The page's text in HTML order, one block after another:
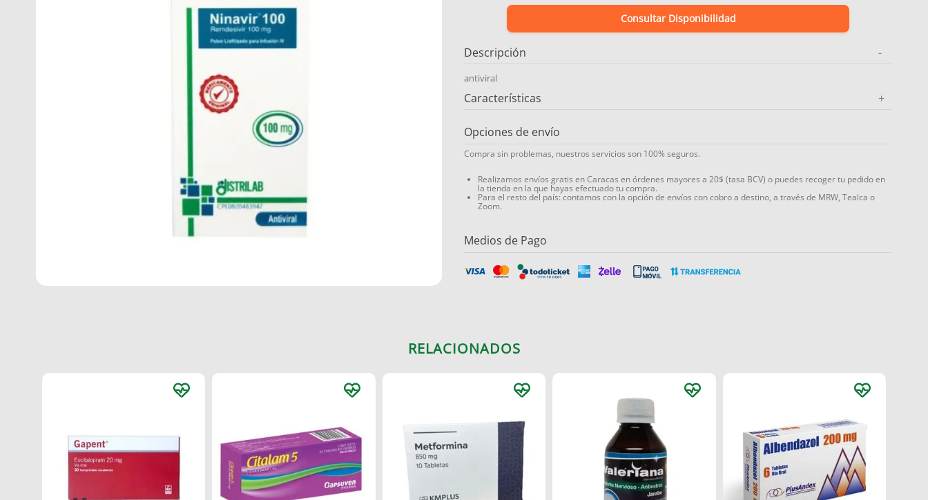
Consultar Disponibilidad
Descripción -
antiviral
Características +
Opciones de envío
Compra sin problemas, nuestros servicios son 100% seguros.
Realizamos envíos gratis en Caracas en órdenes mayores a 20$ (tasa BCV) o puedes recoger tu pedido en
la tienda en la que hayas efectuado tu compra.
Para el resto del país: contamos con la opción de envíos con cobro a destino, a través de MRW, Tealca o
Zoom.
Medios de Pago
RELACIONADOS
9.
miovit
10. medias compresión